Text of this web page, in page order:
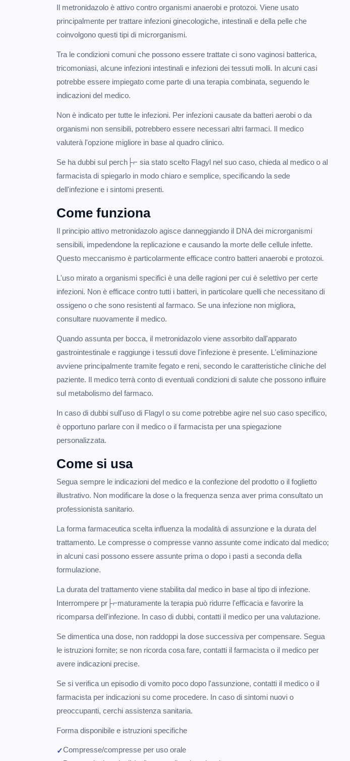
Il metronidazolo è attivo contro organismi anaerobi e protozoi. Viene usato
principalmente per trattare infezioni ginecologiche, intestinali e della pelle che
coinvolgono questi tipi di microrganismi.
Tra le condizioni comuni che possono essere trattate ci sono vaginosi batterica,
tricomoniasi, alcune infezioni intestinali e infezioni dei tessuti molli. In alcuni casi
potrebbe essere impiegato come parte di una terapia combinata, seguendo le
indicazioni del medico.
Non è indicato per tutte le infezioni. Per infezioni causate da batteri aerobi o da
organismi non sensibili, potrebbero essere necessari altri farmaci. Il medico
valuterà l'opzione migliore in base al quadro clinico.
Se ha dubbi sul perch├⌐ sia stato scelto Flagyl nel suo caso, chieda al medico o al
farmacista di spiegarlo in modo chiaro e semplice, specificando la sede
dell'infezione e i sintomi presenti.
Come funziona
Il principio attivo metronidazolo agisce danneggiando il DNA dei microrganismi
sensibili, impedendone la replicazione e causando la morte delle cellule infette.
Questo meccanismo è particolarmente efficace contro batteri anaerobi e protozoi.
L'uso mirato a organismi specifici è una delle ragioni per cui è selettivo per certe
infezioni. Non è efficace contro tutti i batteri, in particolare quelli che necessitano di
ossigeno o che sono resistenti al farmaco. Se una infezione non migliora,
consultare nuovamente il medico.
Quando assunta per bocca, il metronidazolo viene assorbito dall'apparato
gastrointestinale e raggiunge i tessuti dove l'infezione è presente. L'eliminazione
avviene principalmente tramite fegato e reni, secondo le caratteristiche cliniche del
paziente. Il medico terrà conto di eventuali condizioni di salute che possono influire
sul metabolismo del farmaco.
In caso di dubbi sull'uso di Flagyl o su come potrebbe agire nel suo caso specifico,
è opportuno parlare con il medico o il farmacista per una spiegazione
personalizzata.
Come si usa
Segua sempre le indicazioni del medico e la confezione del prodotto o il foglietto
illustrativo. Non modificare la dose o la frequenza senza aver prima consultato un
professionista sanitario.
La forma farmaceutica scelta influenza la modalità di assunzione e la durata del
trattamento. Le compresse o compresse vanno assunte come indicato dal medico;
in alcuni casi possono essere assunte prima o dopo i pasti a seconda della
formulazione.
La durata del trattamento viene stabilita dal medico in base al tipo di infezione.
Interrompere pr├⌐maturamente la terapia può ridurre l'efficacia e favorire la
ricomparsa dell'infezione. In caso di dubbi, contatti il medico per una valutazione.
Se dimentica una dose, non raddoppi la dose successiva per compensare. Segua
le istruzioni fornite; se non ricorda cosa fare, contatti il farmacista o il medico per
avere indicazioni precise.
Se si verifica un episodio di vomito poco dopo l'assunzione, contatti il medico o il
farmacista per indicazioni su come procedere. In caso di sintomi nuovi o
preoccupanti, cerchi assistenza sanitaria.
Forma disponibile e istruzioni specifiche
Compresse/compresse per uso orale